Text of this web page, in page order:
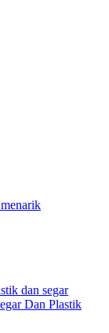
dan segar
Dan Plastik